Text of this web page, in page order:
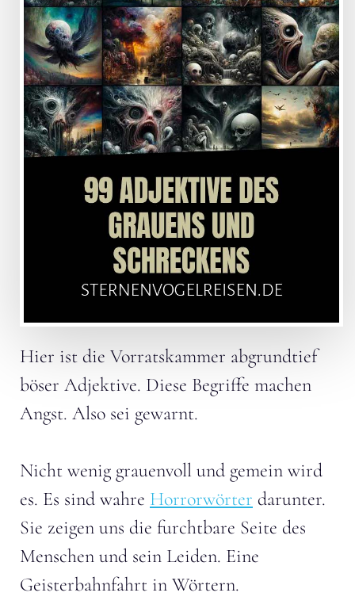
Hier ist die Vorratskammer abgrundtief
böser Adjektive. Diese Begriffe machen
Angst. Also sei gewarnt.
Nicht wenig grauenvoll und gemein wird
es. Es sind wahre Horrorwörter darunter.
Sie zeigen uns die furchtbare Seite des
Menschen und sein Leiden. Eine
Geisterbahnfahrt in Wörtern.